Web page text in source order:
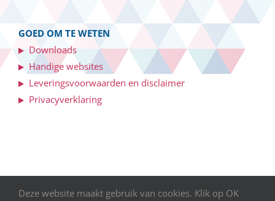
GOED OM TE WETEN
Downloads
Handige websites
Leveringsvoorwaarden en disclaimer
Privacyverklaring
©2026 SALDAD Salaris- en personeelsadministratie | Webdesign:
Deze website maakt gebruik van cookies. Klik op OK